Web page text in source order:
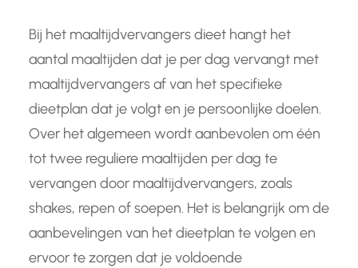
Bij het maaltijdvervangers dieet hangt het
aantal maaltijden dat je per dag vervangt met
maaltijdvervangers af van het specifieke
dieetplan dat je volgt en je persoonlijke doelen.
Over het algemeen wordt aanbevolen om één
tot twee reguliere maaltijden per dag te
vervangen door maaltijdvervangers, zoals
shakes, repen of soepen. Het is belangrijk om de
aanbevelingen van het dieetplan te volgen en
ervoor te zorgen dat je voldoende